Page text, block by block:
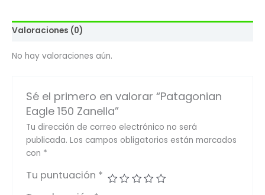
Valoraciones (0)
No hay valoraciones aún.
Sé el primero en valorar “Patagonian
Eagle 150 Zanella”
Tu dirección de correo electrónico no será
publicada. Los campos obligatorios están marcados
con *
Tu puntuación *